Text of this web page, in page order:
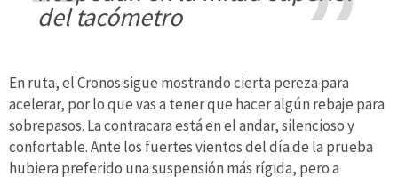
del tacómetro
En ruta, el Cronos sigue mostrando cierta pereza para
acelerar, por lo que vas a tener que hacer algún rebaje para
sobrepasos. La contracara está en el andar, silencioso y
confortable. Ante los fuertes vientos del día de la prueba
hubiera preferido una suspensión más rígida, pero a